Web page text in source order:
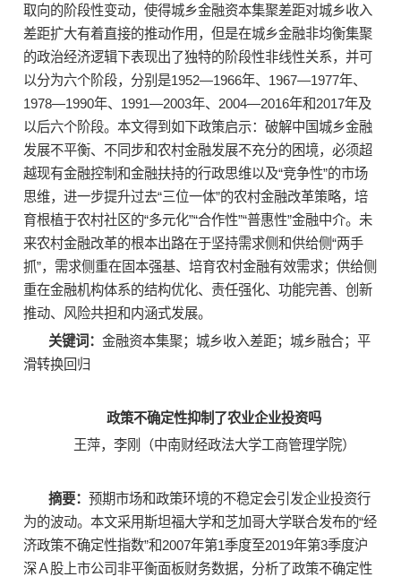
取向的阶段性变动，使得城乡金融资本集聚差距对城乡收入
差距扩大有着直接的推动作用，但是在城乡金融非均衡集聚
的政治经济逻辑下表现出了独特的阶段性非线性关系，并可
以分为六个阶段，分别是1952—1966年、1967—1977年、
1978—1990年、1991—2003年、2004—2016年和2017年及
以后六个阶段。本文得到如下政策启示：破解中国城乡金融
发展不平衡、不同步和农村金融发展不充分的困境，必须超
越现有金融控制和金融扶持的行政思维以及“竞争性”的市场
思维，进一步提升过去“三位一体”的农村金融改革策略，培
育根植于农村社区的“多元化”“合作性”“普惠性”金融中介。未
来农村金融改革的根本出路在于坚持需求侧和供给侧“两手
抓”，需求侧重在固本强基、培育农村金融有效需求；供给侧
重在金融机构体系的结构优化、责任强化、功能完善、创新
推动、风险共担和内涵式发展。
关键词： 金融资本集聚；城乡收入差距；城乡融合；平
滑转换回归
政策不确定性抑制了农业企业投资吗
王萍，李刚（中南财经政法大学工商管理学院）
摘要： 预期市场和政策环境的不稳定会引发企业投资行
为的波动。本文采用斯坦福大学和芝加哥大学联合发布的“经
济政策不确定性指数”和2007年第1季度至2019年第3季度沪
深Ａ股上市公司非平衡面板财务数据，分析了政策不确定性